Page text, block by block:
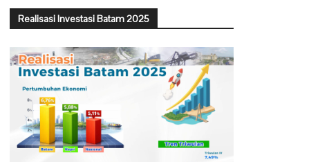
Realisasi Investasi Batam 2025